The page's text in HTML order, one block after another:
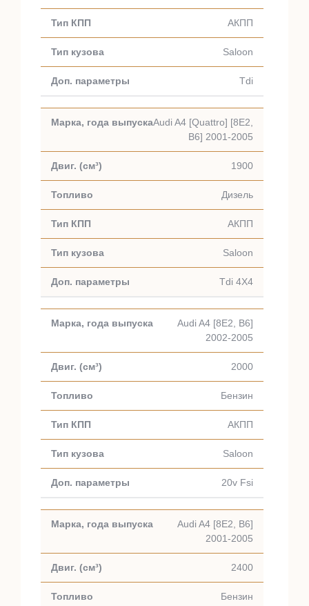
АКПП
Saloon
Tdi
Audi A4 [Quattro] [8E2,
B6] 2001-2005
1900
Дизель
АКПП
Saloon
Tdi 4X4
Audi A4 [8E2, B6]
2002-2005
2000
Бензин
АКПП
Saloon
20v Fsi
Audi A4 [8E2, B6]
2001-2005
2400
Бензин